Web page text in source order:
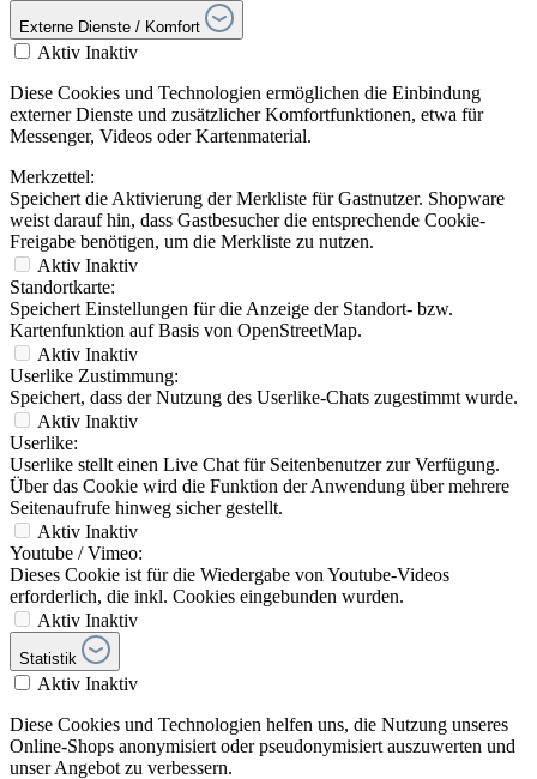
Externe Dienste / Komfort
Aktiv Inaktiv
Diese Cookies und Technologien ermöglichen die Einbindung
externer Dienste und zusätzlicher Komfortfunktionen, etwa für
Messenger, Videos oder Kartenmaterial.
Merkzettel:
Speichert die Aktivierung der Merkliste für Gastnutzer. Shopware
weist darauf hin, dass Gastbesucher die entsprechende Cookie-
Freigabe benötigen, um die Merkliste zu nutzen.
Aktiv Inaktiv
Standortkarte:
Speichert Einstellungen für die Anzeige der Standort- bzw.
Kartenfunktion auf Basis von OpenStreetMap.
Aktiv Inaktiv
Userlike Zustimmung:
Speichert, dass der Nutzung des Userlike-Chats zugestimmt wurde.
Aktiv Inaktiv
Userlike:
Userlike stellt einen Live Chat für Seitenbenutzer zur Verfügung.
Über das Cookie wird die Funktion der Anwendung über mehrere
Seitenaufrufe hinweg sicher gestellt.
Aktiv Inaktiv
Youtube / Vimeo:
Dieses Cookie ist für die Wiedergabe von Youtube-Videos
erforderlich, die inkl. Cookies eingebunden wurden.
Aktiv Inaktiv
Statistik
Aktiv Inaktiv
Diese Cookies und Technologien helfen uns, die Nutzung unseres
Online-Shops anonymisiert oder pseudonymisiert auszuwerten und
unser Angebot zu verbessern.